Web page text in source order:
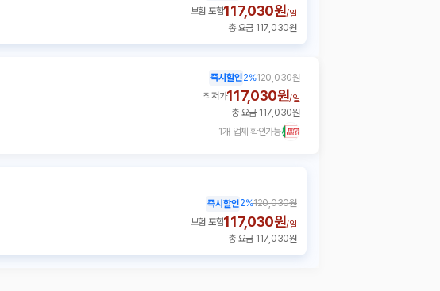
보험 포함117,030원/일
총 요금 117,030원
1개 업체 확인가능
즉시할인2%120,030원
최저가117,030원/일
총 요금 117,030원
즉시할인2%120,030원
보험 포함117,030원/일
총 요금 117,030원